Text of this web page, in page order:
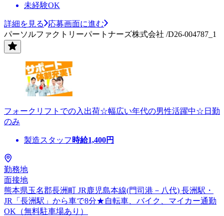
未経験OK
詳細を見る
応募画面に進む
パーソルファクトリーパートナーズ株式会社 /D26-004787_1
フォークリフトでの入出荷☆幅広い年代の男性活躍中☆日勤
のみ
製造スタッフ 時給1,400円
勤務地
面接地
熊本県玉名郡長洲町 JR鹿児島本線(門司港－八代) 長洲駅・
JR「長洲駅」から車で8分★自転車、バイク、マイカー通勤
OK（無料駐車場あり）